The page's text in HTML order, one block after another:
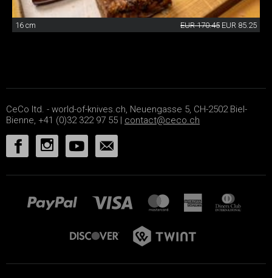
16 cm EUR 170.45 EUR 85.25
CeCo ltd. - world-of-knives.ch, Neuengasse 5, CH-2502 Biel-
Bienne, +41 (0)32 322 97 55 | contact@ceco.ch